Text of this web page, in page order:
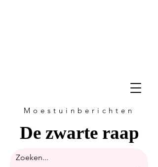
Moestuinberichten
De zwarte raap